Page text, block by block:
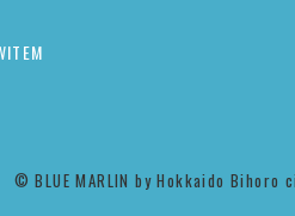
©︎ BLUE MARLIN by Hokkaido Bihoro